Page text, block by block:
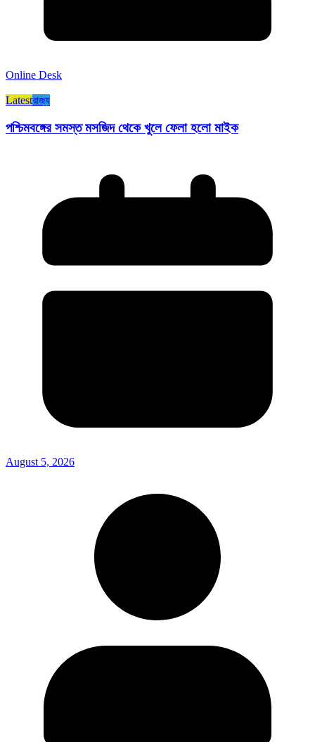
Online Desk
Latestরাজ্য​
পশ্চিমবঙ্গের সমস্ত মসজিদ থেকে খুলে ফেলা হলো মাইক
August 5, 2026